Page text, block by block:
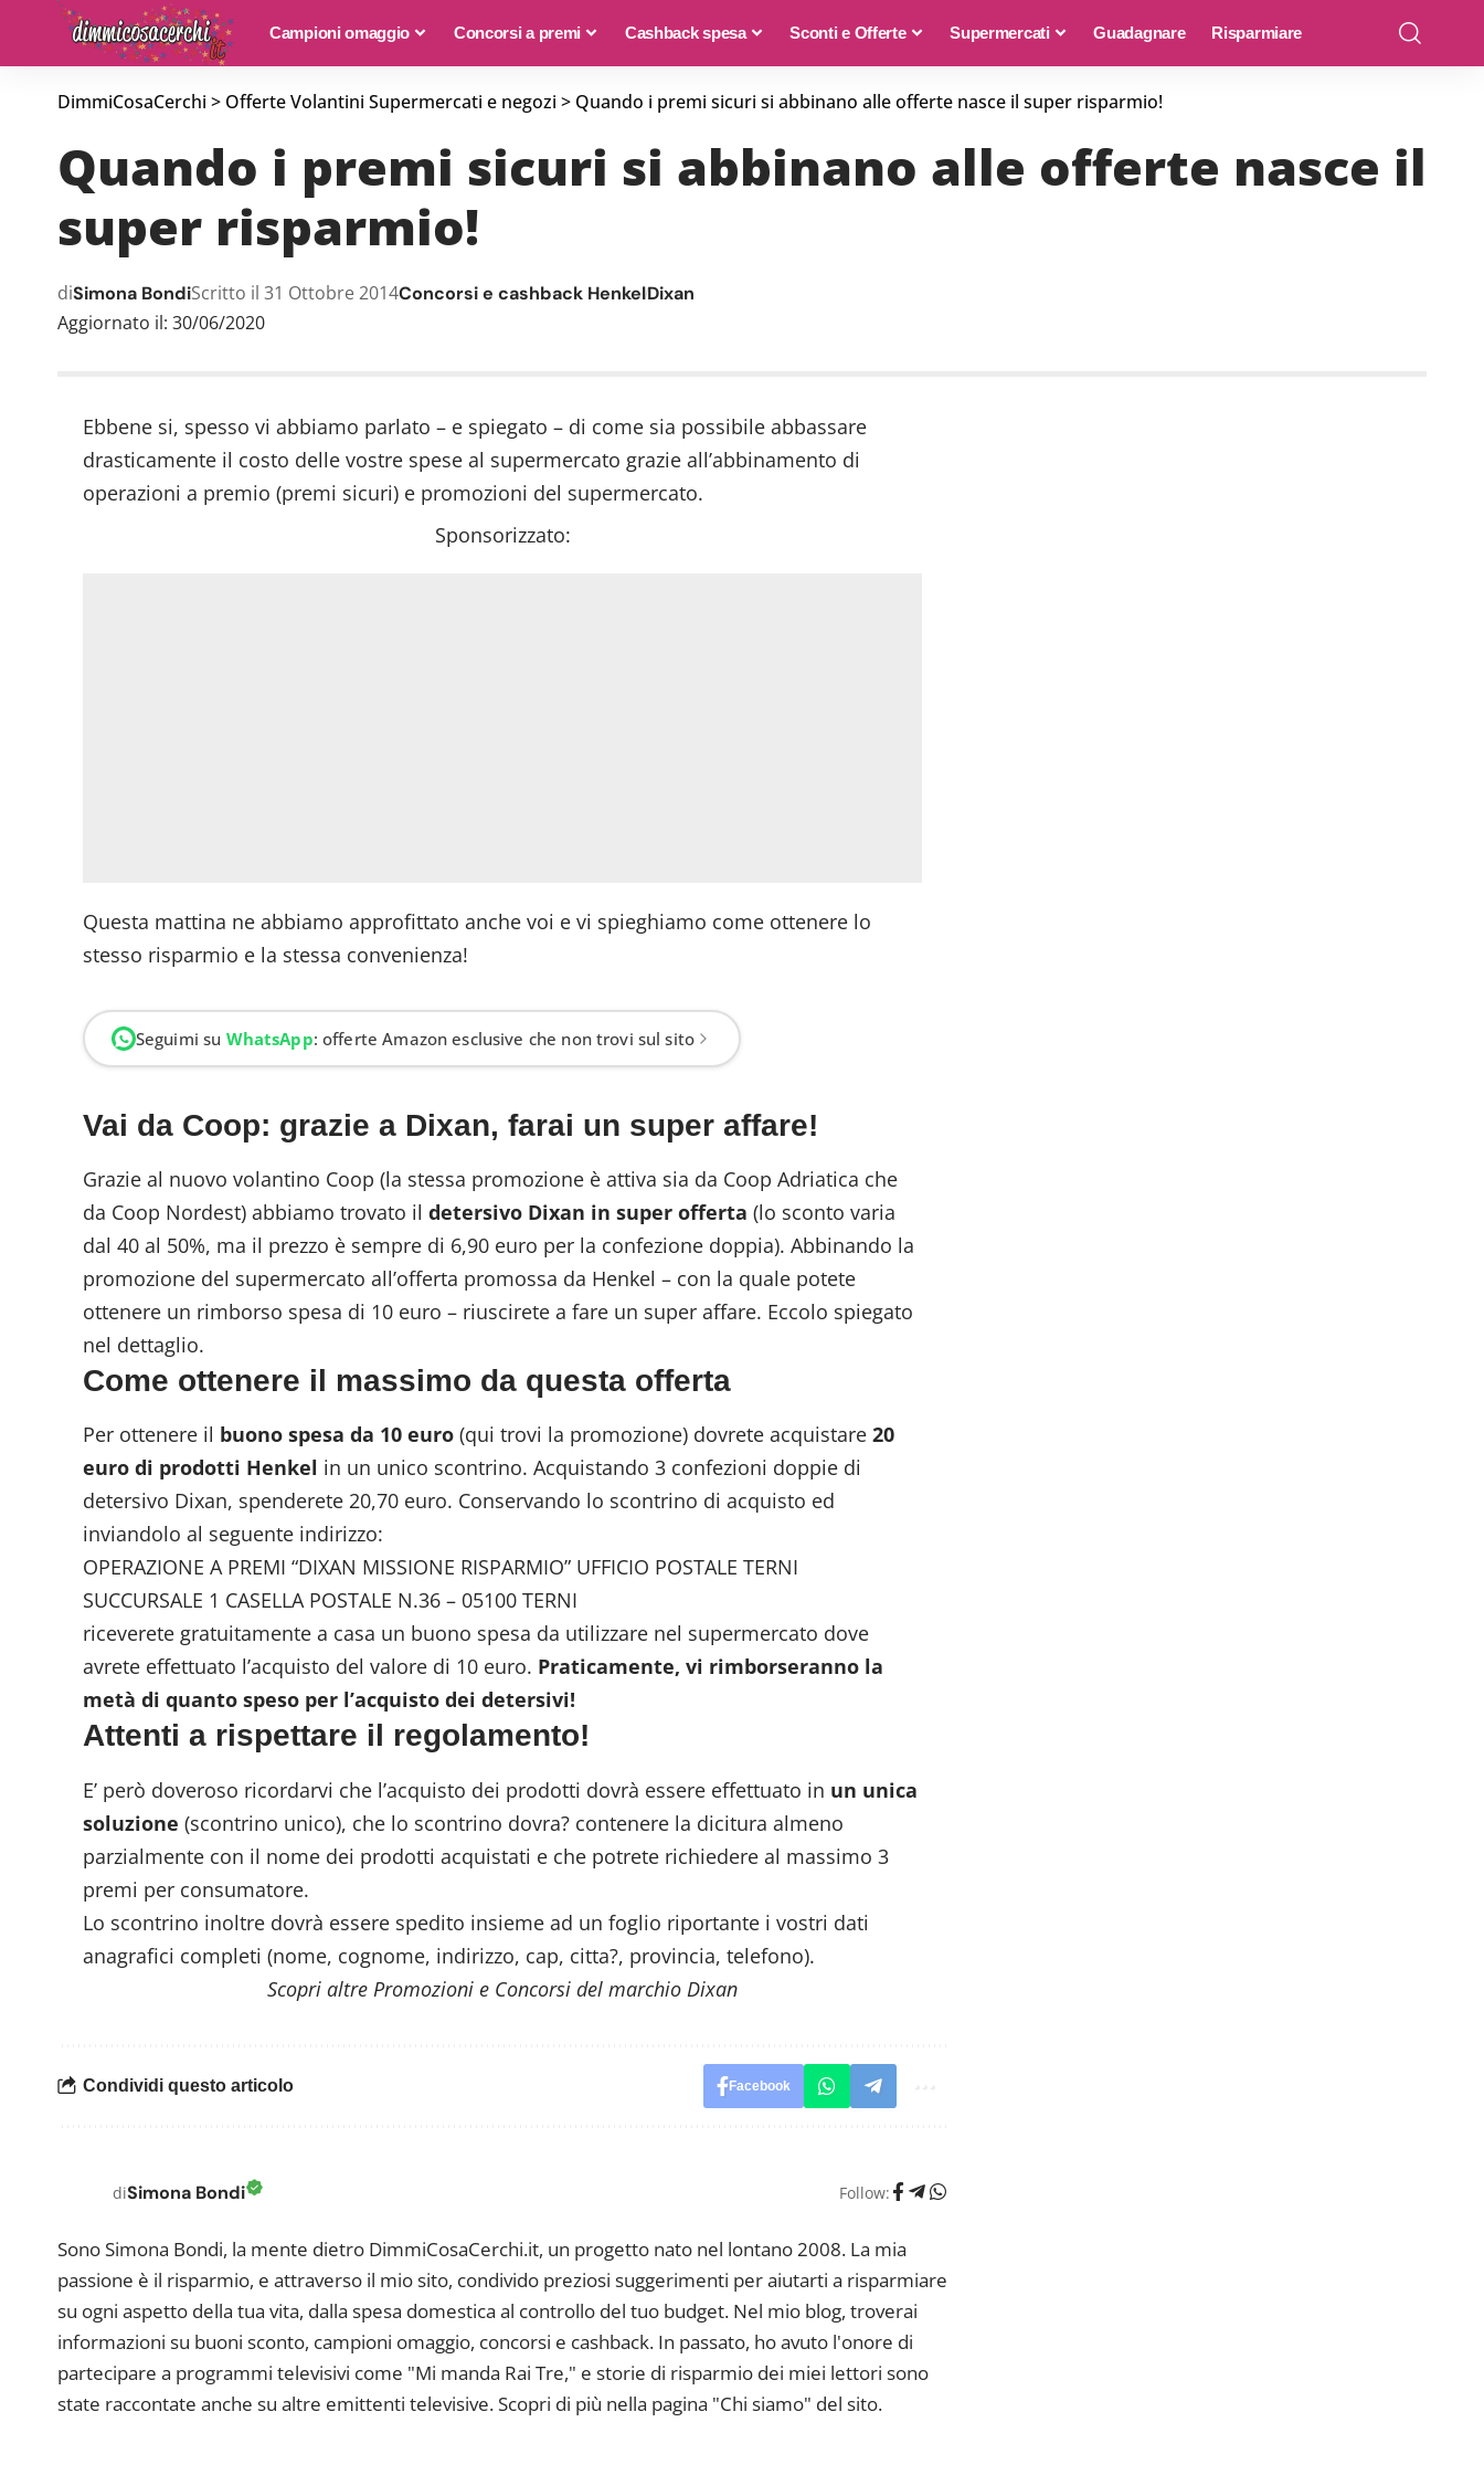
Campioni omaggio Concorsi a premi Cashback spesa Sconti e Offerte Supermercati Guadagnare Risparmiare
DimmiCosaCerchi > Offerte Volantini Supermercati e negozi > Quando i premi sicuri si abbinano alle offerte nasce il super risparmio!
Quando i premi sicuri si abbinano alle offerte nasce il
super risparmio!
Aggiornato il: 30/06/2020
diSimona BondiScritto il 31 Ottobre 2014Concorsi e cashback HenkelDixan
Ebbene si, spesso vi abbiamo parlato – e spiegato – di come sia possibile abbassare
drasticamente il costo delle vostre spese al supermercato grazie all’abbinamento di
operazioni a premio (premi sicuri) e promozioni del supermercato.
Sponsorizzato:
Questa mattina ne abbiamo approfittato anche voi e vi spieghiamo come ottenere lo
stesso risparmio e la stessa convenienza!
Seguimi su WhatsApp: offerte Amazon esclusive che non trovi sul sito
Vai da Coop: grazie a Dixan, farai un super affare!
Grazie al nuovovolantino Coop (la stessa promozione è attiva sia da Coop Adriatica che
da Coop Nordest) abbiamo trovato ildetersivo Dixan in super offerta (lo sconto varia
dal 40 al 50%, ma il prezzo è sempre di 6,90 euro per la confezione doppia). Abbinando la
promozione del supermercato all’offerta promossa da Henkel – con la quale potete
ottenere un rimborso spesa di 10 euro – riuscirete a fare un super affare. Eccolo spiegato
nel dettaglio.
Come ottenere il massimo da questa offerta
Per ottenere il buono spesa da 10 euro (qui trovi la promozione) dovrete acquistare20
euro di prodotti Henkel in un unico scontrino. Acquistando 3 confezioni doppie di
detersivo Dixan, spenderete 20,70 euro. Conservando lo scontrino di acquisto ed
inviandolo al seguente indirizzo:
OPERAZIONE A PREMI “DIXAN MISSIONE RISPARMIO” UFFICIO POSTALE TERNI
SUCCURSALE 1 CASELLA POSTALE N.36 – 05100 TERNI
riceverete gratuitamente a casa un buono spesa da utilizzare nel supermercato dove
avrete effettuato l’acquisto del valore di 10 euro. Praticamente, vi rimborseranno la
metà di quanto speso per l’acquisto dei detersivi!
Attenti a rispettare il regolamento!
E’ però doveroso ricordarvi che l’acquisto dei prodotti dovrà essere effettuato in un unica
soluzione (scontrino unico), che lo scontrino dovra? contenere la dicitura almeno
parzialmente con il nome dei prodotti acquistati e che potrete richiedere al massimo 3
premi per consumatore.
Lo scontrino inoltre dovrà essere spedito insieme ad un foglio riportante i vostri dati
anagrafici completi (nome, cognome, indirizzo, cap, citta?, provincia, telefono).
Scopri altre Promozioni e Concorsi del marchio Dixan
Condividi questo articolo Facebook
diSimona Bondi Follow:
Sono Simona Bondi, la mente dietro DimmiCosaCerchi.it, un progetto nato nel lontano 2008. La mia
passione è il risparmio, e attraverso il mio sito, condivido preziosi suggerimenti per aiutarti a risparmiare
su ogni aspetto della tua vita, dalla spesa domestica al controllo del tuo budget. Nel mio blog, troverai
informazioni su buoni sconto, campioni omaggio, concorsi e cashback. In passato, ho avuto l'onore di
partecipare a programmi televisivi come "Mi manda Rai Tre," e storie di risparmio dei miei lettori sono
state raccontate anche su altre emittenti televisive. Scopri di più nella pagina "Chi siamo" del sito.